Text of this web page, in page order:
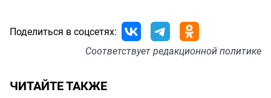
Поделиться в соцсетях:
Соответствуетредакционной политике
ЧИТАЙТЕ ТАКЖЕ